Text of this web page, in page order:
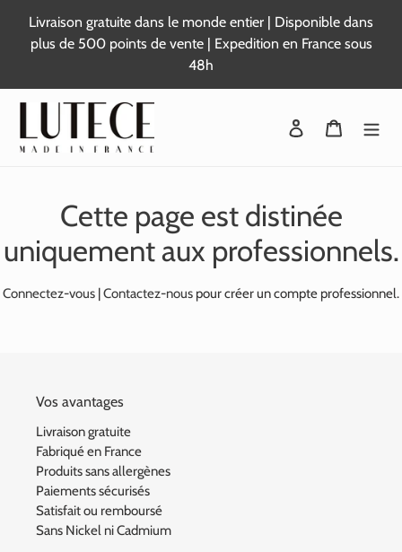
contenu
Livraison gratuite dans le monde entier | Disponible dans
plus de 500 points de vente | Expedition en France sous
48h
Se connecter
Panier
Cette page est distinée
uniquement aux professionnels.
Connectez-vous Contactez-nous pour créer un compte professionnel.
Vos avantages
Livraison gratuite
Fabriqué en France
Produits sans allergènes
Paiements sécurisés
Satisfait ou remboursé
Sans Nickel ni Cadmium